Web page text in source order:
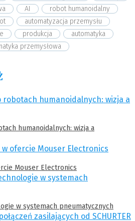
AI
robot humanoidalny
automatyzacja przemysłu
produkcja
automatyka
przemysłowa
humanoidalnych: wizja a
Mouser Electronics
w systemach pneumatycznych